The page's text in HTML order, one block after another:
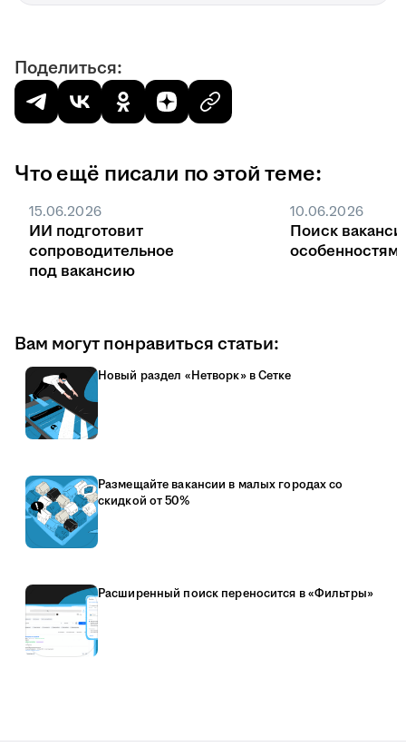
Поделиться:
Что ещё писали по этой теме:
15.06.2026
ИИ подготовит
сопроводительное
под вакансию
10.06.2026
Поиск
Вам могут понравиться статьи:
Новый раздел «Нетворк» в Сетке
Размещайте вакансии в малых городах со
скидкой от 50%
Расширенный поиск переносится в «Фильтры»